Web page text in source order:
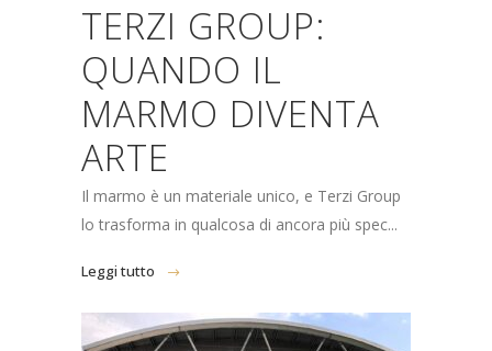
TERZI GROUP:
QUANDO IL
MARMO DIVENTA
ARTE
Il marmo è un materiale unico, e Terzi Group
lo trasforma in qualcosa di ancora più spec...
Leggi tutto